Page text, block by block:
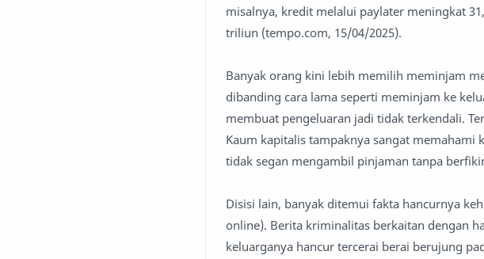
misalnya, kredit melalui paylater meningkat
triliun (tempo.com, 15/04/2025).
Banyak orang kini lebih memilih meminjam
dibanding cara lama seperti meminjam ke
membuat pengeluaran jadi tidak terkendali.
Kaum kapitalis tampaknya sangat
tidak segan mengambil pinjaman tanpa
Disisi lain, banyak ditemui fakta hancurnya
online). Berita kriminalitas berkaitan dengan
keluarganya hancur tercerai berai berujung